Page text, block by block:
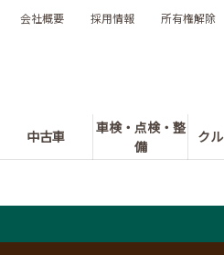
中古車
車検・点検・整
備
ク
会社概要 採用情報 所有権解除